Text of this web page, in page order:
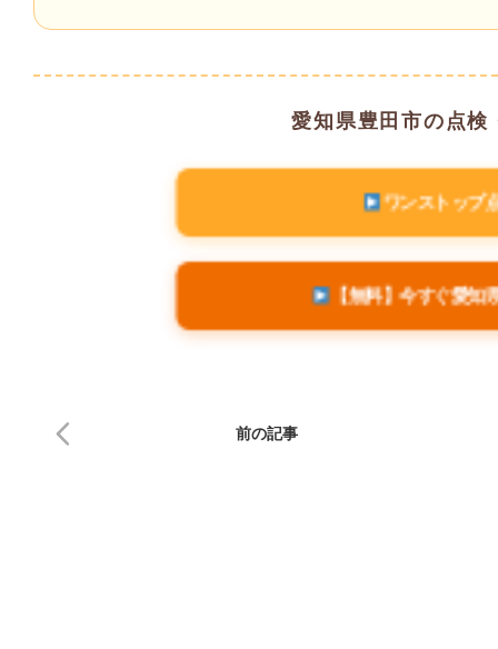
愛知県豊田市の点
ワンストップ
【無料】今すぐ愛
前の記事